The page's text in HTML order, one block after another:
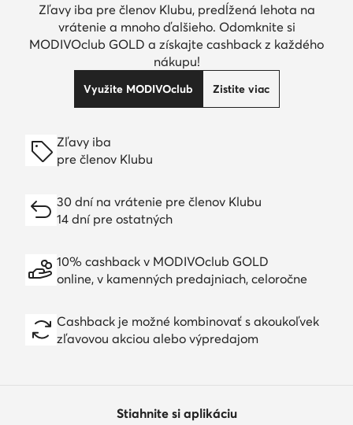
Zľavy iba pre členov Klubu, predĺžená lehota na
vrátenie a mnoho ďalšieho. Odomknite si
MODIVOclub GOLD a získajte cashback z každého
nákupu!
Využite MODIVOclub Zistite viac
Zľavy iba
pre členov Klubu
30 dní na vrátenie pre členov Klubu
14 dní pre ostatných
10% cashback v MODIVOclub GOLD
online, v kamenných predajniach, celoročne
Cashback je možné kombinovať s akoukoľvek
zľavovou akciou alebo výpredajom
Stiahnite si aplikáciu